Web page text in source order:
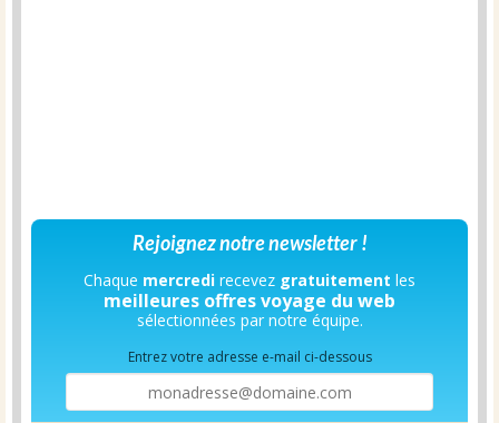
Rejoignez notre newsletter !
Chaque mercredi recevez gratuitement les
meilleures offres voyage du web
sélectionnées par notre équipe.
Entrez votre adresse e-mail ci-dessous